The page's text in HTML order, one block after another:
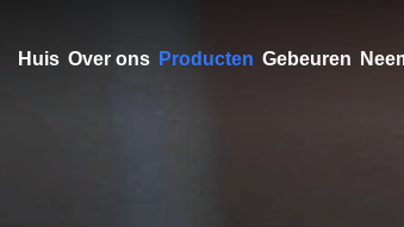
Huis Over ons Producten Gebeuren